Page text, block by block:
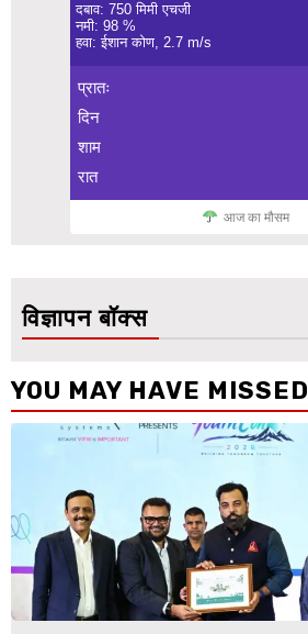
दबाव: 750 मिमी एचजी
नमी: 98 %
हवा: ईशान कोण, 2.7 m/s
प्रातः
दिन
शाम
रात
आज का मौसम
विज्ञापन बॉक्स
YOU MAY HAVE MISSED